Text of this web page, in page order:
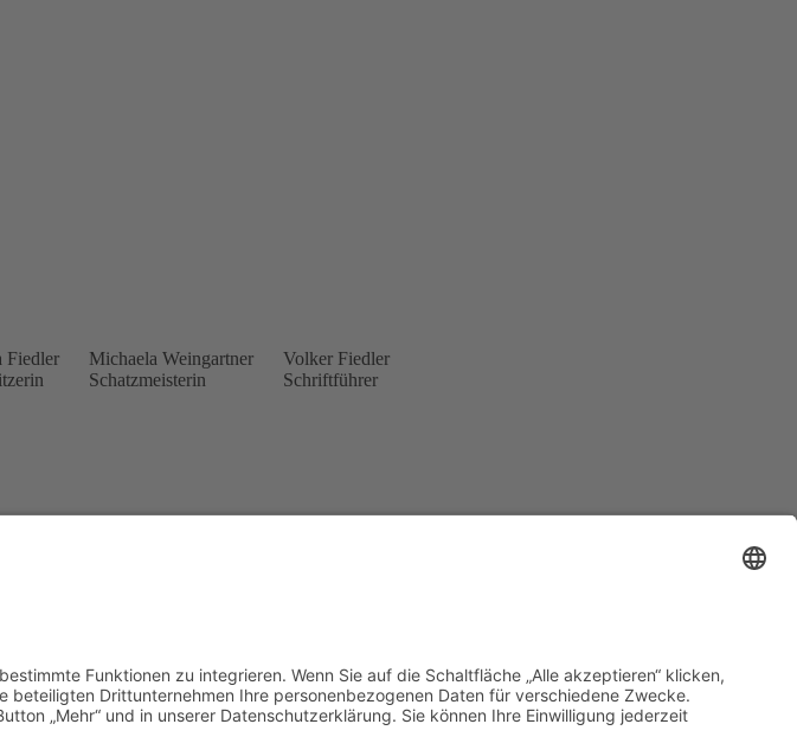
Fiedler
Michaela Weingartner
Schatzmeisterin
Volker Fiedler
Schriftführer